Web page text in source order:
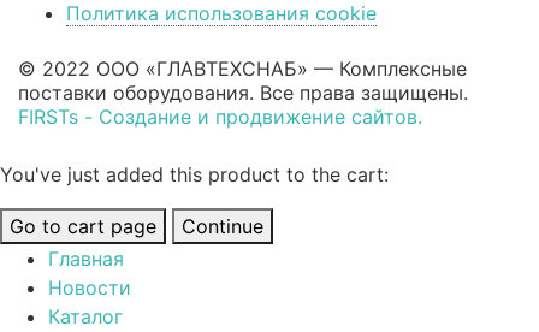
Политика использования cookie
© 2022 ООО «ГЛАВТЕХСНАБ» — Комплексные
поставки оборудования. Все права защищены.
FIRSTs - Создание и продвижение сайтов.
You've just added this product to the cart:
Go to cart page
Continue
Главная
Новости
Каталог